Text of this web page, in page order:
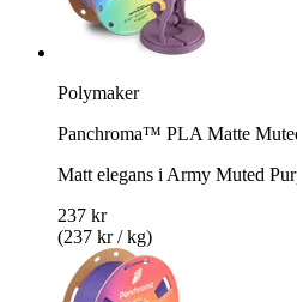
Polymaker
Panchroma™ PLA Matte
Matt elegans i Army Muted
237 kr
(237 kr / kg)